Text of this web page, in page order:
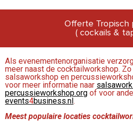
Offerte Tropisch
( cockails &
Als evenementenorganisatie
meer naast de cocktailworkshop.
salsaworkshop en
voor meer informatie naar
percussieworkshop.org of voor
events4business.nl .
Meest populaire locaties